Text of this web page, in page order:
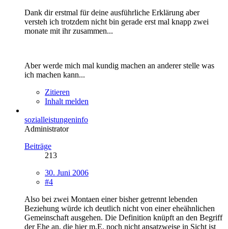
Dank dir erstmal für deine ausführliche Erklärung aber
versteh ich trotzdem nicht bin gerade erst mal knapp zwei
monate mit ihr zusammen...
Aber werde mich mal kundig machen an anderer stelle was
ich machen kann...
Zitieren
Inhalt melden
sozialleistungeninfo
Administrator
Beiträge
213
30. Juni 2006
#4
Also bei zwei Montaen einer bisher getrennt lebenden
Beziehung würde ich deutlich nicht von einer eheähnlichen
Gemeinschaft ausgehen. Die Definition knüpft an den Begriff
der Ehe an, die hier m.E. noch nicht ansatzweise in Sicht ist